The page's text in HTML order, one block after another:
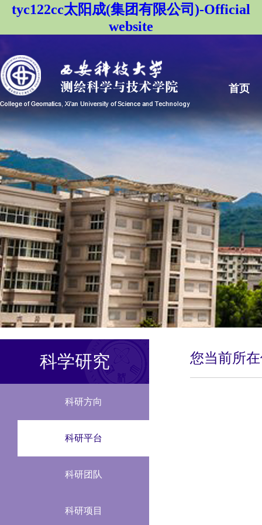
tyc122cc太阳成(集团有限公司)-Official
website
首页
科学研究
科研方向
科研平台
科研团队
科研项目
您当前所